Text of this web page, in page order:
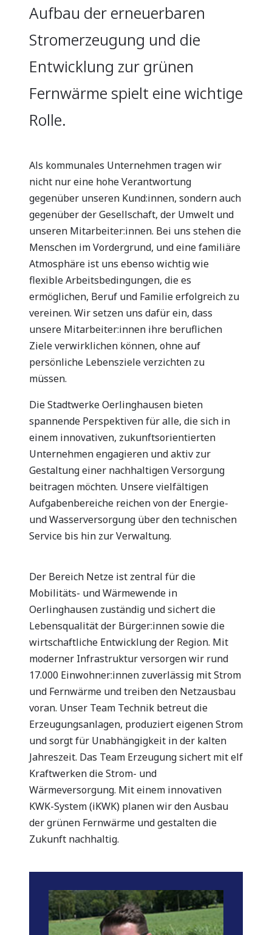
Aufbau der erneuerbaren
Stromerzeugung und die
Entwicklung zur grünen
Fernwärme spielt eine wichtige
Rolle.
Als kommunales Unternehmen tragen wir
nicht nur eine hohe Verantwortung
gegenüber unseren Kund:innen, sondern auch
gegenüber der Gesellschaft, der Umwelt und
unseren Mitarbeiter:innen. Bei uns stehen die
Men­schen im Vordergrund, und eine familiäre
Atmosphäre ist uns ebenso wichtig wie
flexible Arbeitsbedingungen, die es
ermöglichen, Beruf und Familie erfolgreich zu
vereinen. Wir setzen uns dafür ein, dass
unsere Mitarbeiter:innen ihre beruflichen
Ziele verwirklichen können, ohne auf
persönliche Lebensziele verzichten zu
müssen.
Die Stadtwerke Oerlinghausen bieten
spannende Pers­pektiven für alle, die sich in
einem innovativen, zukunftsorientierten
Unternehmen engagieren und aktiv zur
Gestaltung einer nachhaltigen Versorgung
beitragen möchten. Unsere vielfältigen
Aufgabenbereiche reichen von der Energie-
und Wasserversorgung über den tech­nischen
Service bis hin zur Verwaltung.
Der Bereich Netze ist zentral für die
Mobilitäts- und Wärmewende in
Oerlinghausen zuständig und sichert die
Lebensqualität der Bürger:innen sowie die
wirtschaftliche Entwicklung der Region. Mit
moderner Infrastruktur versorgen wir rund
17.000 Einwohner:innen zuverlässig mit Strom
und Fernwärme und treiben den Netzausbau
voran. Unser Team Technik betreut die
Erzeugungsanlagen, produziert eigenen Strom
und sorgt für Unabhängigkeit in der kalten
Jahreszeit. Das Team Erzeugung sichert mit elf
Kraftwerken die Strom- und
Wärmeversorgung. Mit einem innovativen
KWK-System (iKWK) planen wir den Ausbau
der grünen Fernwärme und gestalten die
Zukunft nachhaltig.